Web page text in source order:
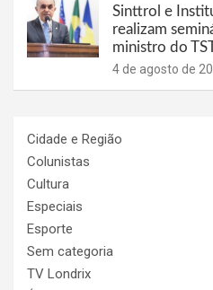
Sinttrol e
realizam
ministro do
4 de agosto de
Cidade e Região
Colunistas
Cultura
Especiais
Esporte
Sem categoria
TV Londrix